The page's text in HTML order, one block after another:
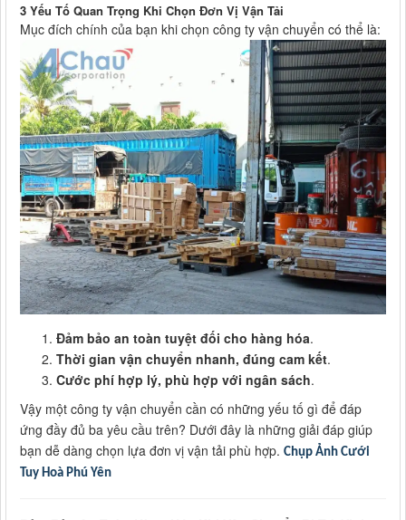
3 Yếu Tố Quan Trọng Khi Chọn Đơn Vị Vận Tải
Mục đích chính của bạn khi chọn công ty vận chuyển có thể là:
Đảm bảo an toàn tuyệt đối cho hàng hóa.
Thời gian vận chuyển nhanh, đúng cam kết.
Cước phí hợp lý, phù hợp với ngân sách.
Vậy một công ty vận chuyển cần có những yếu tố gì để đáp
ứng đầy đủ ba yêu cầu trên? Dưới đây là những giải đáp giúp
bạn dễ dàng chọn lựa đơn vị vận tải phù hợp. Chụp Ảnh Cưới
Tuy Hoà Phú Yên